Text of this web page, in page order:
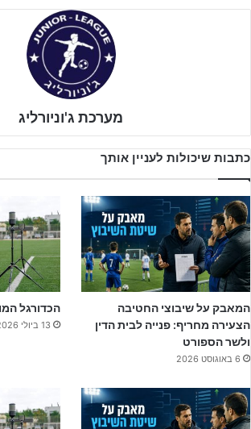
ליצירת קשר לחצו על הבאנר!!
מערכת ג'וניורליג
כתבות שיכולות לעניין אותך
המאבק על שיבוצי החטיבה
הצעירה מחריף: פנייה לבית הדין
ולשר הספורט
6 באוגוסט 2026
הכדורגל
13 ביולי 2026